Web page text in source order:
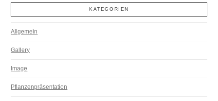
KATEGORIEN
Allgemein
Gallery
Image
Pflanzenpräsentation